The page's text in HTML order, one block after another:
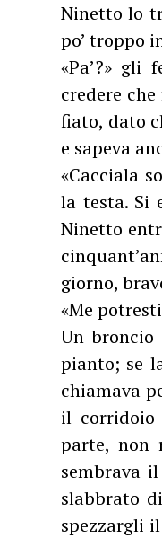
Ninetto lo
po’ troppo
«Pa’?» gli
credere
fiato, dato
e sapeva
«Cacciala
la testa. Si
Ninetto
giorno,
«Me potresti
Un
pianto; se
chiamava
il corridoio
parte, non
sembrava
slabbrato
spezzargli